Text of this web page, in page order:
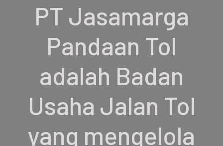
PT Jasamarga
Pandaan Tol
adalah Badan
Usaha Jalan Tol
yang mengelola